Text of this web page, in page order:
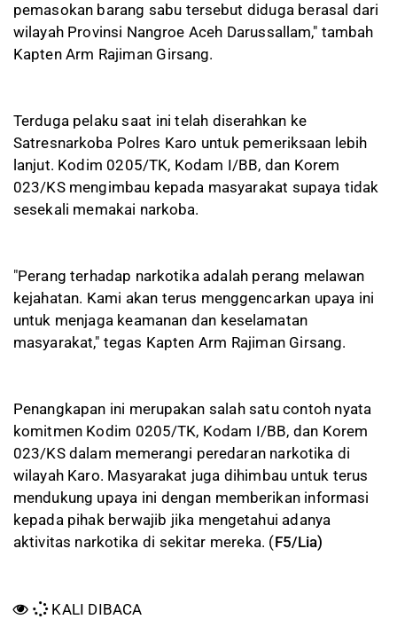
pemasokan barang sabu tersebut diduga berasal dari
wilayah Provinsi Nangroe Aceh Darussallam," tambah
Kapten Arm Rajiman Girsang.
Terduga pelaku saat ini telah diserahkan ke
Satresnarkoba Polres Karo untuk pemeriksaan lebih
lanjut. Kodim 0205/TK, Kodam I/BB, dan Korem
023/KS mengimbau kepada masyarakat supaya tidak
sesekali memakai narkoba.
"Perang terhadap narkotika adalah perang melawan
kejahatan. Kami akan terus menggencarkan upaya ini
untuk menjaga keamanan dan keselamatan
masyarakat," tegas Kapten Arm Rajiman Girsang.
Penangkapan ini merupakan salah satu contoh nyata
komitmen Kodim 0205/TK, Kodam I/BB, dan Korem
023/KS dalam memerangi peredaran narkotika di
wilayah Karo. Masyarakat juga dihimbau untuk terus
mendukung upaya ini dengan memberikan informasi
kepada pihak berwajib jika mengetahui adanya
aktivitas narkotika di sekitar mereka. (F5/Lia)
KALI DIBACA